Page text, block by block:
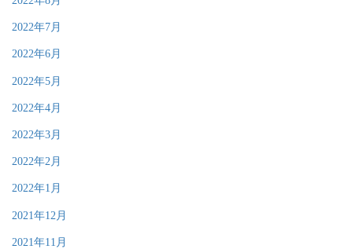
2022年7月
2022年6月
2022年5月
2022年4月
2022年3月
2022年2月
2022年1月
2021年12月
2021年11月